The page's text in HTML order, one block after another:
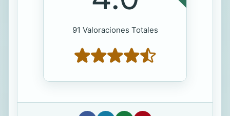
91 Valoraciones Totales